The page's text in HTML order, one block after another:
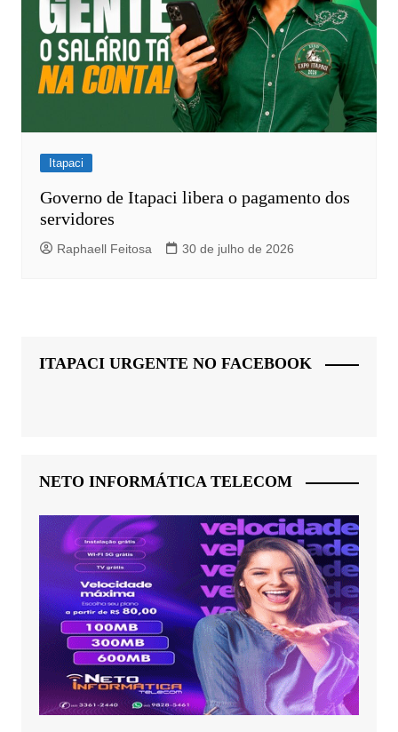
Itapaci
Governo de Itapaci libera o pagamento dos
servidores
Raphaell Feitosa 30 de julho de 2026
ITAPACI URGENTE NO FACEBOOK
NETO INFORMÁTICA TELECOM